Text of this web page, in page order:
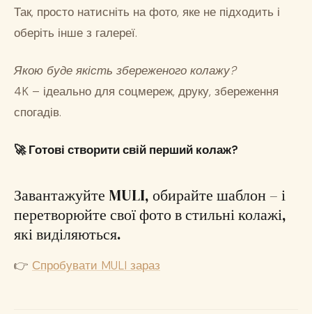
Так, просто натисніть на фото, яке не підходить і
оберіть інше з галереї.
Якою буде якість збереженого колажу?
4K – ідеально для соцмереж, друку, збереження
спогадів.
🚀Готові створити свій перший колаж?
Завантажуйте MULI, обирайте шаблон – і
перетворюйте свої фото в стильні колажі,
які виділяються.
👉 Спробувати MULI зараз